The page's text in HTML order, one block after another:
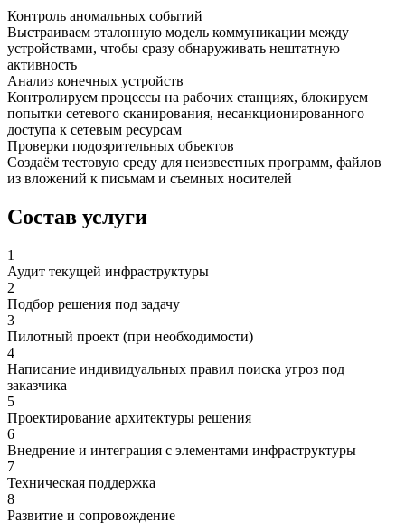
Контроль аномальных событий
Выстраиваем эталонную модель коммуникации между
устройствами, чтобы сразу обнаруживать нештатную
активность
Анализ конечных устройств
Контролируем процессы на рабочих станциях, блокируем
попытки сетевого сканирования, несанкционированного
доступа к сетевым ресурсам
Проверки подозрительных объектов
Создаём тестовую среду для неизвестных программ, файлов
из вложений к письмам и съемных носителей
Состав услуги
1
Аудит текущей инфраструктуры
2
Подбор решения под задачу
3
Пилотный проект (при необходимости)
4
Написание индивидуальных правил поиска угроз под
заказчика
5
Проектирование архитектуры решения
6
Внедрение и интеграция с элементами инфраструктуры
7
Техническая поддержка
8
Развитие и сопровождение